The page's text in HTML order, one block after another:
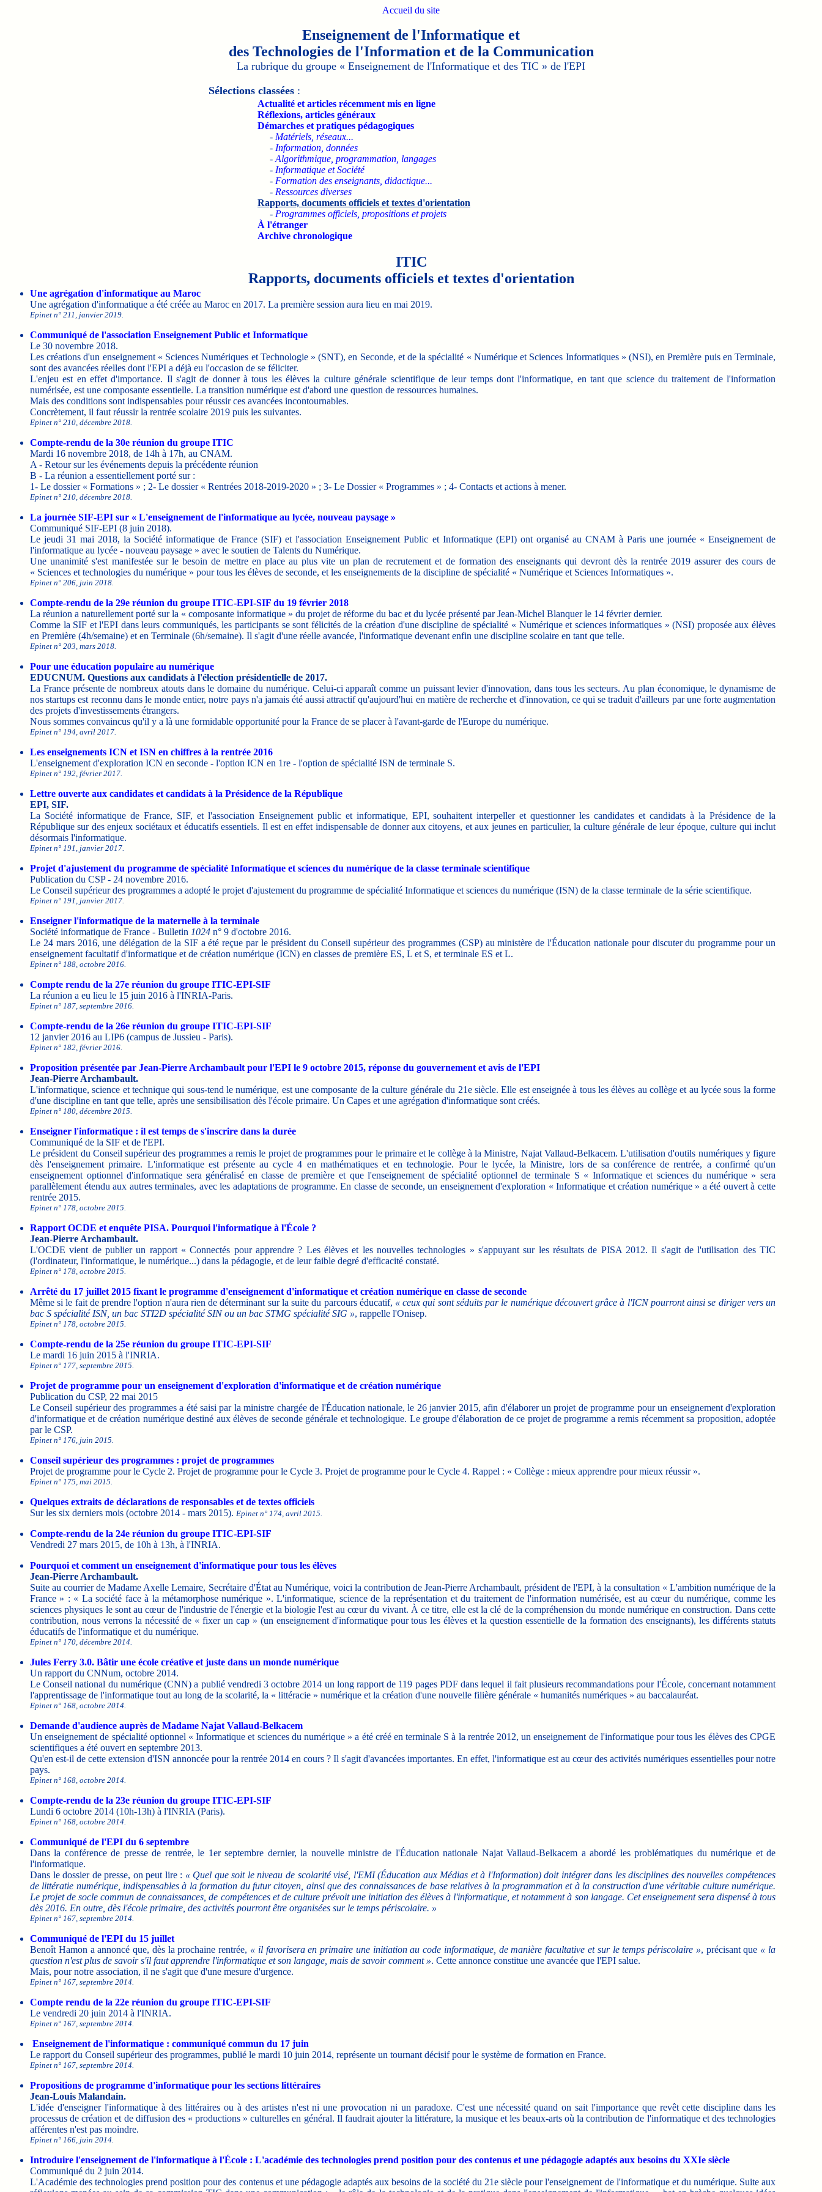
Accueil du site
Enseignement de l'Informatique et
des Technologies de l'Information et de la Communication
La rubrique du groupe « Enseignement de l'Informatique et des TIC » de l'EPI
Sélections classées :
Actualité et articles récemment mis en ligne
Réflexions, articles généraux
Démarches et pratiques pédagogiques
- Matériels, réseaux...
- Information, données
- Algorithmique, programmation, langages
- Informatique et Société
- Formation des enseignants, didactique...
- Ressources diverses
Rapports, documents officiels et textes d'orientation
- Programmes officiels, propositions et projets
À l'étranger
Archive chronologique
ITIC
Rapports, documents officiels et textes d'orientation
Une agrégation d'informatique au Maroc
Une agrégation d'informatique a été créée au Maroc en 2017. La première session aura lieu en mai 2019.
Epinet n° 211, janvier 2019.
Communiqué de l'association Enseignement Public et Informatique
Le 30 novembre 2018.
Les créations d'un enseignement « Sciences Numériques et Technologie » (SNT), en Seconde, et de la spécialité « Numérique et Sciences Informatiques » (NSI), en Première puis en Terminale,
sont des avancées réelles dont l'EPI a déjà eu l'occasion de se féliciter.
L'enjeu est en effet d'importance. Il s'agit de donner à tous les élèves la culture générale scientifique de leur temps dont l'informatique, en tant que science du traitement de l'information
numérisée, est une composante essentielle. La transition numérique est d'abord une question de ressources humaines.
Mais des conditions sont indispensables pour réussir ces avancées incontournables.
Concrètement, il faut réussir la rentrée scolaire 2019 puis les suivantes.
Epinet n° 210, décembre 2018.
Compte-rendu de la 30e réunion du groupe ITIC
Mardi 16 novembre 2018, de 14h à 17h, au CNAM.
A - Retour sur les événements depuis la précédente réunion
B - La réunion a essentiellement porté sur :
1- Le dossier « Formations » ; 2- Le dossier « Rentrées 2018-2019-2020 » ; 3- Le Dossier « Programmes » ; 4- Contacts et actions à mener.
Epinet n° 210, décembre 2018.
La journée SIF-EPI sur « L'enseignement de l'informatique au lycée, nouveau paysage »
Communiqué SIF-EPI (8 juin 2018).
Le jeudi 31 mai 2018, la Société informatique de France (SIF) et l'association Enseignement Public et Informatique (EPI) ont organisé au CNAM à Paris une journée « Enseignement de
l'informatique au lycée - nouveau paysage » avec le soutien de Talents du Numérique.
Une unanimité s'est manifestée sur le besoin de mettre en place au plus vite un plan de recrutement et de formation des enseignants qui devront dès la rentrée 2019 assurer des cours de
« Sciences et technologies du numérique » pour tous les élèves de seconde, et les enseignements de la discipline de spécialité « Numérique et Sciences Informatiques ».
Epinet n° 206, juin 2018.
Compte-rendu de la 29e réunion du groupe ITIC-EPI-SIF du 19 février 2018
La réunion a naturellement porté sur la « composante informatique » du projet de réforme du bac et du lycée présenté par Jean-Michel Blanquer le 14 février dernier.
Comme la SIF et l'EPI dans leurs communiqués, les participants se sont félicités de la création d'une discipline de spécialité « Numérique et sciences informatiques » (NSI) proposée aux élèves
en Première (4h/semaine) et en Terminale (6h/semaine). Il s'agit d'une réelle avancée, l'informatique devenant enfin une discipline scolaire en tant que telle.
Epinet n° 203, mars 2018.
Pour une éducation populaire au numérique
EDUCNUM. Questions aux candidats à l'élection présidentielle de 2017.
La France présente de nombreux atouts dans le domaine du numérique. Celui-ci apparaît comme un puissant levier d'innovation, dans tous les secteurs. Au plan économique, le dynamisme de
nos startups est reconnu dans le monde entier, notre pays n'a jamais été aussi attractif qu'aujourd'hui en matière de recherche et d'innovation, ce qui se traduit d'ailleurs par une forte augmentation
des projets d'investissements étrangers.
Nous sommes convaincus qu'il y a là une formidable opportunité pour la France de se placer à l'avant-garde de l'Europe du numérique.
Epinet n° 194, avril 2017.
Les enseignements ICN et ISN en chiffres à la rentrée 2016
L'enseignement d'exploration ICN en seconde - l'option ICN en 1re - l'option de spécialité ISN de terminale S.
Epinet n° 192, février 2017.
Lettre ouverte aux candidates et candidats à la Présidence de la République
EPI, SIF.
La Société informatique de France, SIF, et l'association Enseignement public et informatique, EPI, souhaitent interpeller et questionner les candidates et candidats à la Présidence de la
République sur des enjeux sociétaux et éducatifs essentiels. Il est en effet indispensable de donner aux citoyens, et aux jeunes en particulier, la culture générale de leur époque, culture qui inclut
désormais l'informatique.
Epinet n° 191, janvier 2017.
Projet d'ajustement du programme de spécialité Informatique et sciences du numérique de la classe terminale scientifique
Publication du CSP - 24 novembre 2016.
Le Conseil supérieur des programmes a adopté le projet d'ajustement du programme de spécialité Informatique et sciences du numérique (ISN) de la classe terminale de la série scientifique.
Epinet n° 191, janvier 2017.
Enseigner l'informatique de la maternelle à la terminale
Société informatique de France - Bulletin 1024 n° 9 d'octobre 2016.
Le 24 mars 2016, une délégation de la SIF a été reçue par le président du Conseil supérieur des programmes (CSP) au ministère de l'Éducation nationale pour discuter du programme pour un
enseignement facultatif d'informatique et de création numérique (ICN) en classes de première ES, L et S, et terminale ES et L.
Epinet n° 188, octobre 2016.
Compte rendu de la 27e réunion du groupe ITIC-EPI-SIF
La réunion a eu lieu le 15 juin 2016 à l'INRIA-Paris.
Epinet n° 187, septembre 2016.
Compte-rendu de la 26e réunion du groupe ITIC-EPI-SIF
12 janvier 2016 au LIP6 (campus de Jussieu - Paris).
Epinet n° 182, février 2016.
Proposition présentée par Jean-Pierre Archambault pour l'EPI le 9 octobre 2015, réponse du gouvernement et avis de l'EPI
Jean-Pierre Archambault.
L'informatique, science et technique qui sous-tend le numérique, est une composante de la culture générale du 21e siècle. Elle est enseignée à tous les élèves au collège et au lycée sous la forme
d'une discipline en tant que telle, après une sensibilisation dès l'école primaire. Un Capes et une agrégation d'informatique sont créés.
Epinet n° 180, décembre 2015.
Enseigner l'informatique : il est temps de s'inscrire dans la durée
Communiqué de la SIF et de l'EPI.
Le président du Conseil supérieur des programmes a remis le projet de programmes pour le primaire et le collège à la Ministre, Najat Vallaud-Belkacem. L'utilisation d'outils numériques y figure
dès l'enseignement primaire. L'informatique est présente au cycle 4 en mathématiques et en technologie. Pour le lycée, la Ministre, lors de sa conférence de rentrée, a confirmé qu'un
enseignement optionnel d'informatique sera généralisé en classe de première et que l'enseignement de spécialité optionnel de terminale S « Informatique et sciences du numérique » sera
parallèlement étendu aux autres terminales, avec les adaptations de programme. En classe de seconde, un enseignement d'exploration « Informatique et création numérique » a été ouvert à cette
rentrée 2015.
Epinet n° 178, octobre 2015.
Rapport OCDE et enquête PISA. Pourquoi l'informatique à l'École ?
Jean-Pierre Archambault.
L'OCDE vient de publier un rapport « Connectés pour apprendre ? Les élèves et les nouvelles technologies » s'appuyant sur les résultats de PISA 2012. Il s'agit de l'utilisation des TIC
(l'ordinateur, l'informatique, le numérique...) dans la pédagogie, et de leur faible degré d'efficacité constaté.
Epinet n° 178, octobre 2015.
Arrêté du 17 juillet 2015 fixant le programme d'enseignement d'informatique et création numérique en classe de seconde
Même si le fait de prendre l'option n'aura rien de déterminant sur la suite du parcours éducatif, « ceux qui sont séduits par le numérique découvert grâce à l'ICN pourront ainsi se diriger vers un
bac S spécialité ISN, un bac STI2D spécialité SIN ou un bac STMG spécialité SIG », rappelle l'Onisep.
Epinet n° 178, octobre 2015.
Compte-rendu de la 25e réunion du groupe ITIC-EPI-SIF
Le mardi 16 juin 2015 à l'INRIA.
Epinet n° 177, septembre 2015.
Projet de programme pour un enseignement d'exploration d'informatique et de création numérique
Publication du CSP, 22 mai 2015
Le Conseil supérieur des programmes a été saisi par la ministre chargée de l'Éducation nationale, le 26 janvier 2015, afin d'élaborer un projet de programme pour un enseignement d'exploration
d'informatique et de création numérique destiné aux élèves de seconde générale et technologique. Le groupe d'élaboration de ce projet de programme a remis récemment sa proposition, adoptée
par le CSP.
Epinet n° 176, juin 2015.
Conseil supérieur des programmes : projet de programmes
Projet de programme pour le Cycle 2. Projet de programme pour le Cycle 3. Projet de programme pour le Cycle 4. Rappel : « Collège : mieux apprendre pour mieux réussir ».
Epinet n° 175, mai 2015.
Quelques extraits de déclarations de responsables et de textes officiels
Sur les six derniers mois (octobre 2014 - mars 2015). Epinet n° 174, avril 2015.
Compte-rendu de la 24e réunion du groupe ITIC-EPI-SIF
Vendredi 27 mars 2015, de 10h à 13h, à l'INRIA.
Pourquoi et comment un enseignement d'informatique pour tous les élèves
Jean-Pierre Archambault.
Suite au courrier de Madame Axelle Lemaire, Secrétaire d'État au Numérique, voici la contribution de Jean-Pierre Archambault, président de l'EPI, à la consultation « L'ambition numérique de la
France » : « La société face à la métamorphose numérique ». L'informatique, science de la représentation et du traitement de l'information numérisée, est au cœur du numérique, comme les
sciences physiques le sont au cœur de l'industrie de l'énergie et la biologie l'est au cœur du vivant. À ce titre, elle est la clé de la compréhension du monde numérique en construction. Dans cette
contribution, nous verrons la nécessité de « fixer un cap » (un enseignement d'informatique pour tous les élèves et la question essentielle de la formation des enseignants), les différents statuts
éducatifs de l'informatique et du numérique.
Epinet n° 170, décembre 2014.
Jules Ferry 3.0. Bâtir une école créative et juste dans un monde numérique
Un rapport du CNNum, octobre 2014.
Le Conseil national du numérique (CNN) a publié vendredi 3 octobre 2014 un long rapport de 119 pages PDF dans lequel il fait plusieurs recommandations pour l'École, concernant notamment
l'apprentissage de l'informatique tout au long de la scolarité, la « littéracie » numérique et la création d'une nouvelle filière générale « humanités numériques » au baccalauréat.
Epinet n° 168, octobre 2014.
Demande d'audience auprès de Madame Najat Vallaud-Belkacem
Un enseignement de spécialité optionnel « Informatique et sciences du numérique » a été créé en terminale S à la rentrée 2012, un enseignement de l'informatique pour tous les élèves des CPGE
scientifiques a été ouvert en septembre 2013.
Qu'en est-il de cette extension d'ISN annoncée pour la rentrée 2014 en cours ? Il s'agit d'avancées importantes. En effet, l'informatique est au cœur des activités numériques essentielles pour notre
pays.
Epinet n° 168, octobre 2014.
Compte-rendu de la 23e réunion du groupe ITIC-EPI-SIF
Lundi 6 octobre 2014 (10h-13h) à l'INRIA (Paris).
Epinet n° 168, octobre 2014.
Communiqué de l'EPI du 6 septembre
Dans la conférence de presse de rentrée, le 1er septembre dernier, la nouvelle ministre de l'Éducation nationale Najat Vallaud-Belkacem a abordé les problématiques du numérique et de
l'informatique.
Dans le dossier de presse, on peut lire : « Quel que soit le niveau de scolarité visé, l'EMI (Éducation aux Médias et à l'Information) doit intégrer dans les disciplines des nouvelles compétences
de littératie numérique, indispensables à la formation du futur citoyen, ainsi que des connaissances de base relatives à la programmation et à la construction d'une véritable culture numérique.
Le projet de socle commun de connaissances, de compétences et de culture prévoit une initiation des élèves à l'informatique, et notamment à son langage. Cet enseignement sera dispensé à tous
dès 2016. En outre, dès l'école primaire, des activités pourront être organisées sur le temps périscolaire. »
Epinet n° 167, septembre 2014.
Communiqué de l'EPI du 15 juillet
Benoît Hamon a annoncé que, dès la prochaine rentrée, « il favorisera en primaire une initiation au code informatique, de manière facultative et sur le temps périscolaire », précisant que « la
question n'est plus de savoir s'il faut apprendre l'informatique et son langage, mais de savoir comment ». Cette annonce constitue une avancée que l'EPI salue.
Mais, pour notre association, il ne s'agit que d'une mesure d'urgence.
Epinet n° 167, septembre 2014.
Compte rendu de la 22e réunion du groupe ITIC-EPI-SIF
Le vendredi 20 juin 2014 à l'INRIA.
Epinet n° 167, septembre 2014.
Enseignement de l'informatique : communiqué commun du 17 juin
Le rapport du Conseil supérieur des programmes, publié le mardi 10 juin 2014, représente un tournant décisif pour le système de formation en France.
Epinet n° 167, septembre 2014.
Propositions de programme d'informatique pour les sections littéraires
Jean-Louis Malandain.
L'idée d'enseigner l'informatique à des littéraires ou à des artistes n'est ni une provocation ni un paradoxe. C'est une nécessité quand on sait l'importance que revêt cette discipline dans les
processus de création et de diffusion des « productions » culturelles en général. Il faudrait ajouter la littérature, la musique et les beaux-arts où la contribution de l'informatique et des technologies
afférentes n'est pas moindre.
Epinet n° 166, juin 2014.
Introduire l'enseignement de l'informatique à l'École : L'académie des technologies prend position pour des contenus et une pédagogie adaptés aux besoins du XXIe siècle
Communiqué du 2 juin 2014.
L'Académie des technologies prend position pour des contenus et une pédagogie adaptés aux besoins de la société du 21e siècle pour l'enseignement de l'informatique et du numérique. Suite aux